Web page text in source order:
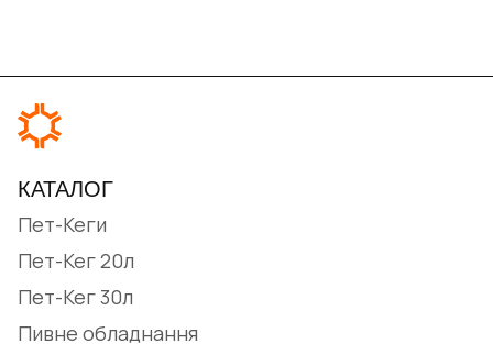
КАТАЛОГ
Пет-Кеги
Пет-Кег 20л
Пет-Кег 30л
Пивне обладнання